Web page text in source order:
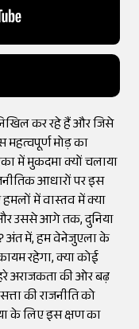
कर रहे हैं और जिसे
मोड़ का
में मुकदमा क्यों चलाया
आधारों पर इस
में वास्तव में क्या
उससे आगे तक, दुनिया
है? अंत में, हम वेनेजुएला के
रहेगा, क्या कोई
अराजकता की ओर बढ़
की राजनीति को
के लिए इस क्षण का